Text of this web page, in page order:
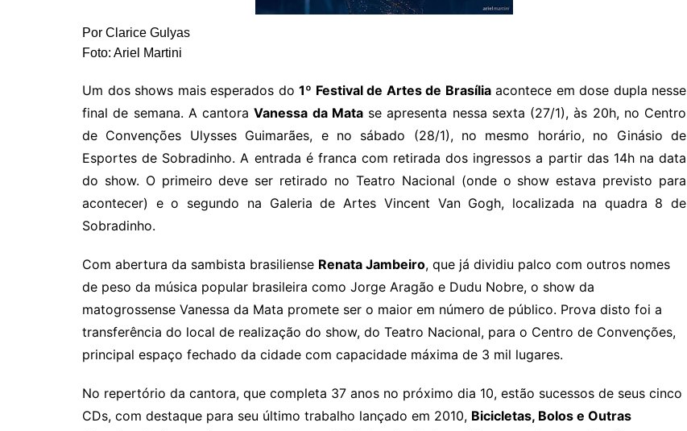
Por Clarice Gulyas
Foto: Ariel Martini
Um dos shows mais esperados do 1º Festival de Artes de Brasíliaacontece em dose dupla nesse
final de semana. A cantoraVanessa da Matase apresenta nessa sexta (27/1), às 20h, no Centro
de Convenções Ulysses Guimarães, e no sábado (28/1), no mesmo horário, no Ginásio de
Esportes de Sobradinho. A entrada é franca com retirada dos ingressos a partir das 14h na data
do show. O primeiro deve ser retirado no Teatro Nacional (onde o show estava previsto para
acontecer) e o segundo na Galeria de Artes Vincent Van Gogh, localizada na quadra 8 de
Sobradinho.
Com abertura da sambista brasiliense Renata Jambeiro, que já dividiu palco com outros nomes
de peso da música popular brasileira como Jorge Aragão e Dudu Nobre, o show da
matogrossense Vanessa da Mata promete ser o maior em número de público. Prova disto foi a
transferência do local de realização do show, do Teatro Nacional, para o Centro de Convenções,
principal espaço fechado da cidade com capacidade máxima de 3 mil lugares.
No repertório da cantora, que completa 37 anos no próximo dia 10, estão sucessos de seus cinco
CDs, com destaque para seu último trabalho lançado em 2010, Bicicletas, Bolos e Outras